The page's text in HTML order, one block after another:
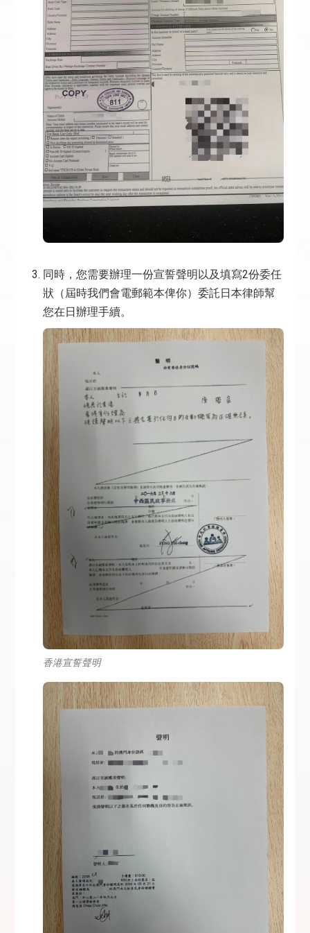
同時，您需要辦理一份宣誓聲明以及填寫2份委任
狀（屆時我們會電郵範本俾你）委託日本律師幫
您在日辦理手續。
香港宣誓聲明